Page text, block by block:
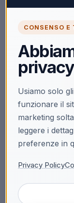
CONSENSO E
privacy
Usiamo solo
funzionare il
marketing
leggere i
preferenze in
Privacy Policy
Solo i clienti
Descrizione
Apple iPhone
1206 Pixel,
Fantasticolor.